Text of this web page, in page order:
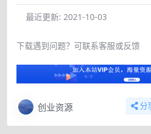
最近更新: 2021-10-03
下载遇到问题？可联系客服或反馈
创业资源 分